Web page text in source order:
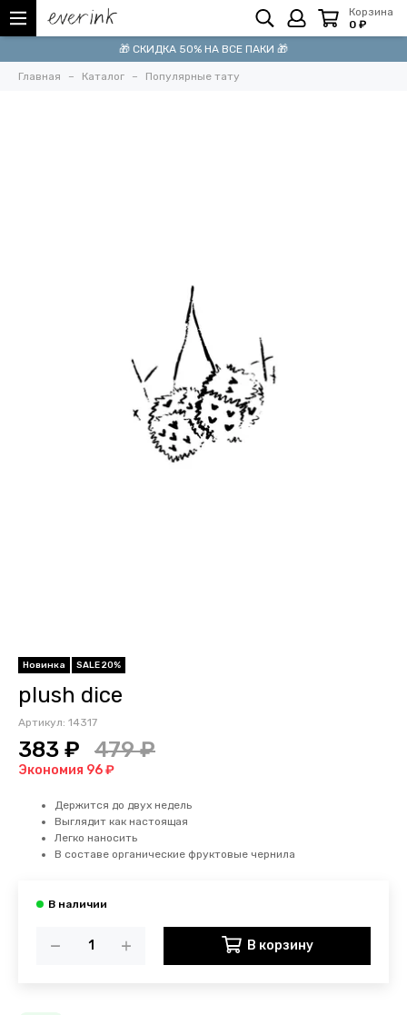
Корзина
0 ₽
🎁 СКИДКА 50% НА ВСЕ ПАКИ 🎁
Главная Каталог Популярные тату
Новинка SALE 20%
plush dice
Артикул: 14317
383 ₽ 479 ₽
Экономия 96 ₽
Держится до двух недель
Выглядит как настоящая
Легко наносить
В составе органические фруктовые чернила
В корзину